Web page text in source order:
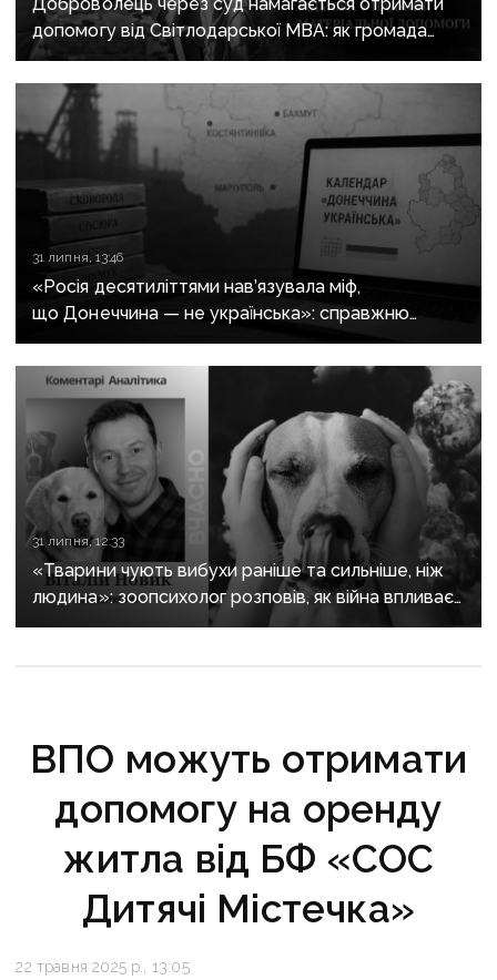
допомогу від Світлодарської МВА: як громада
руйнує довіру до влади
31 липня, 13:46
«Росія десятиліттями нав’язувала міф,
що Донеччина — не українська»: справжню
історію регіону зберуть в унікальному календарі
31 липня, 12:33
«Тварини чують вибухи раніше та сильніше, ніж
людина»: зоопсихолог розповів, як війна впливає
на домашніх улюбленців
ВПО можуть отримати
допомогу на оренду
житла від БФ «СОС
Дитячі Містечка»
22 травня 2025 р., 13:05